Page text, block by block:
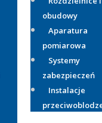
obudowy
Aparatura
pomiarowa
Systemy
zabezpieczeń
Instalacje